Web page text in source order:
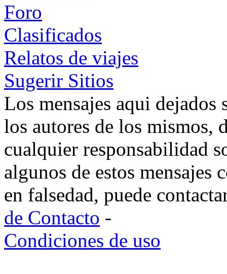
Foro
Clasificados
Relatos de viajes
Sugerir Sitios
Los mensajes aqui
los autores de los mismos,
cualquier responsabilidad
algunos de estos
en falsedad, puede
de Contacto -
Condiciones de uso